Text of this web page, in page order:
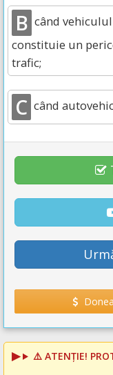
B când
constituie un
trafic;
C când
⚠️ ATENȚIE!